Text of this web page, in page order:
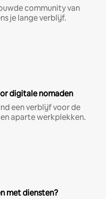
community van
je lange verblijf.
digitale nomaden
een verblijf voor de
aparte werkplekken.
met diensten?